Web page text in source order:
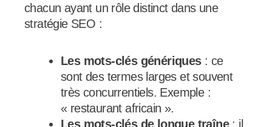
chacun ayant un rôle distinct dans une
stratégie SEO :
Les mots-clés génériques: ce
sont des termes larges et souvent
très concurrentiels. Exemple :
« restaurant africain ».
Les mots-clés de longue traîne: il